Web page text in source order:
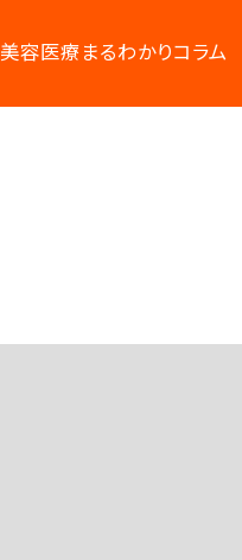
美容医療まるわかりコラム